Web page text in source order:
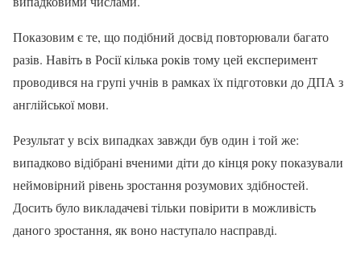
Показовим є те, що подібний досвід повторювали багато
разів. Навіть в Росії кілька років тому цей експеримент
проводився на групі учнів в рамках їх підготовки до ДПА з
англійської мови.
Результат у всіх випадках завжди був один і той же:
випадково відібрані вченими діти до кінця року показували
неймовірний рівень зростання розумових здібностей.
Досить було викладачеві тільки повірити в можливість
даного зростання, як воно наступало насправді.